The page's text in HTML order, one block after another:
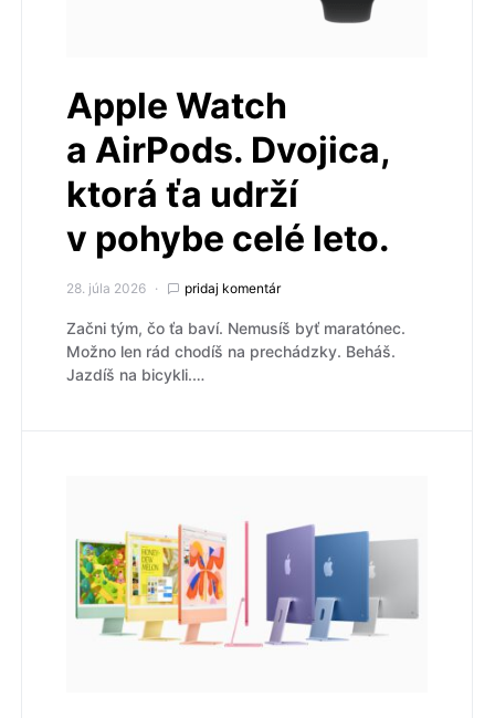
Apple Watch
a AirPods. Dvojica,
ktorá ťa udrží
v pohybe celé leto.
28. júla 2026 pridaj komentár
Začni tým, čo ťa baví. Nemusíš byť maratónec.
Možno len rád chodíš na prechádzky. Beháš.
Jazdíš na bicykli.…